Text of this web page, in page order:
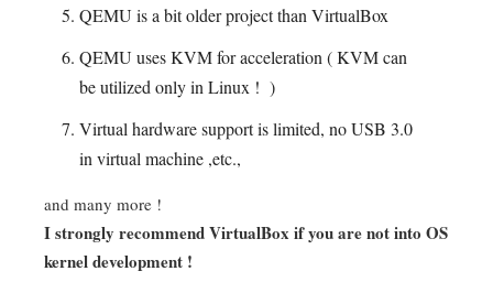
QEMU is a bit older project than VirtualBox
QEMU uses KVM for acceleration ( KVM can
be utilized only in Linux ! )
Virtual hardware support is limited, no USB 3.0
in virtual machine ,etc.,
and many more !
I strongly recommend VirtualBox if you are not into OS
kernel development !